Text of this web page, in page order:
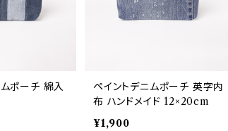
ポーチ 綿入
ペイントデニムポーチ 英字内
布 ハンドメイド 12×20cm
¥1,900